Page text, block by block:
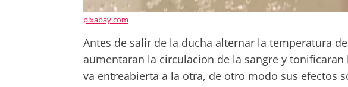
pixabay.com
Antes de salir de la ducha alternar la temperatura
aumentaran la circulacion de la sangre y
va entreabierta a la otra, de otro modo sus efectos